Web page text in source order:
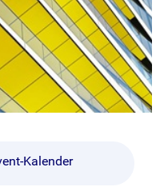
Kalender